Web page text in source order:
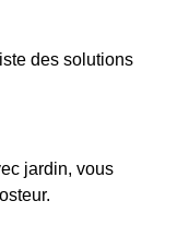
des solutions
jardin, vous